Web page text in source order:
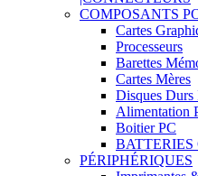
COMPOSANTS
Cartes
Processeurs
Barettes
Cartes Mères
Disques Durs
Alimentation
Boitier PC
BATTERIES
PÉRIPHÉRIQUES